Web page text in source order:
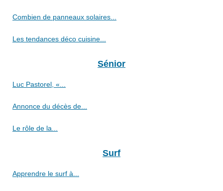
Combien de panneaux solaires...
Les tendances déco cuisine...
Sénior
Luc Pastorel, «...
Annonce du décès de...
Le rôle de la...
Surf
Apprendre le surf à...